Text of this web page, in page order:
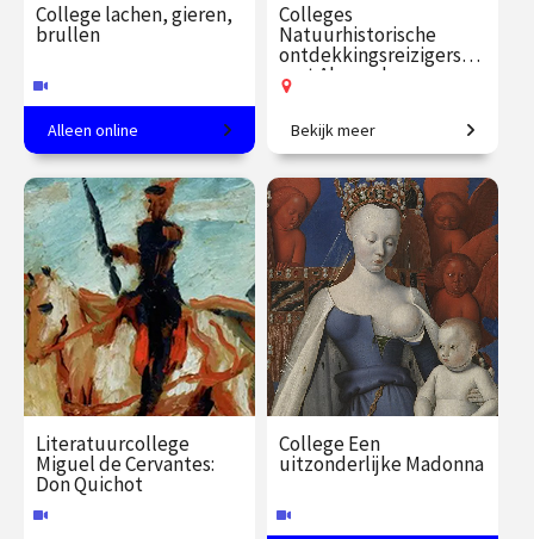
College lachen, gieren,
brullen
Kunsthistoricus Martijn
Pieters over humor in 16e en
17e-eeuwse kunst.
€ 35.00
vanaf 8
sep.
Online
Alleen online
Colleges
Natuurhistorische
ontdekkingsreizigers
met Alexander
Reeuwijk
In het spoor van de grote
natuurhistorische
ontdekkingsreizigers.
€ 109.00
vanaf 16
sep.
Op locatie
Bekijk meer
Literatuurcollege
Miguel de Cervantes:
Don Quichot
College Een
uitzonderlijke Madonna